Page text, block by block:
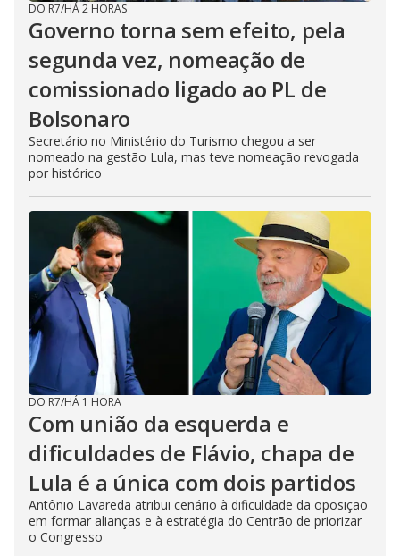
DO R7/HÁ 2 HORAS
Governo torna sem efeito, pela
segunda vez, nomeação de
comissionado ligado ao PL de
Bolsonaro
Secretário no Ministério do Turismo chegou a ser
nomeado na gestão Lula, mas teve nomeação revogada
por histórico
DO R7/HÁ 1 HORA
Com união da esquerda e
dificuldades de Flávio, chapa de
Lula é a única com dois partidos
Antônio Lavareda atribui cenário à dificuldade da oposição
em formar alianças e à estratégia do Centrão de priorizar
o Congresso